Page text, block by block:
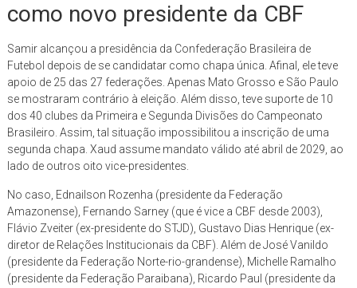
como novo presidente da CBF
Samir alcançou a presidência da Confederação Brasileira de
Futebol depois de se candidatar como chapa única. Afinal, ele teve
apoio de 25 das 27 federações. Apenas Mato Grosso e São Paulo
se mostraram contrário à eleição. Além disso, teve suporte de 10
dos 40 clubes da Primeira e Segunda Divisões do Campeonato
Brasileiro. Assim, tal situação impossibilitou a inscrição de uma
segunda chapa. Xaud assume mandato válido até abril de 2029, ao
lado de outros oito vice-presidentes.
No caso, Ednailson Rozenha (presidente da Federação
Amazonense), Fernando Sarney (que é vice a CBF desde 2003),
Flávio Zveiter (ex-presidente do STJD), Gustavo Dias Henrique (ex-
diretor de Relações Institucionais da CBF). Além de José Vanildo
(presidente da Federação Norte-rio-grandense), Michelle Ramalho
(presidente da Federação Paraibana), Ricardo Paul (presidente da